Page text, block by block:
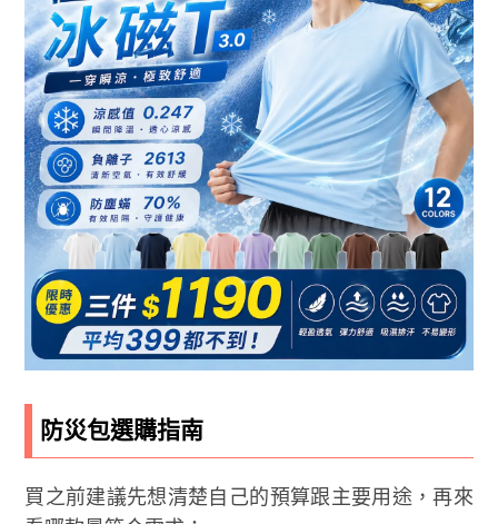
防災包選購指南
買之前建議先想清楚自己的預算跟主要用途，再來